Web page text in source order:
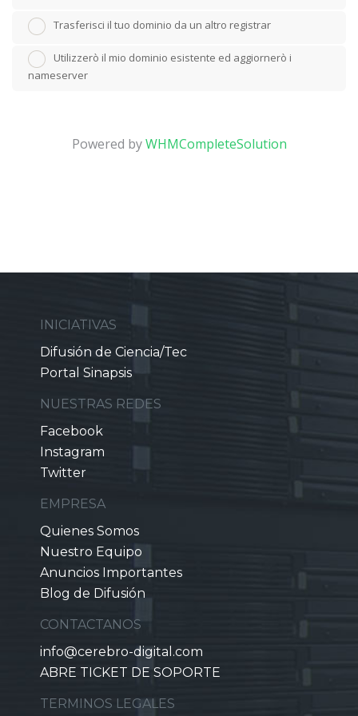
Trasferisci il tuo dominio da un altro registrar
Utilizzerò il mio dominio esistente ed aggiornerò i
nameserver
Powered byWHMCompleteSolution
INICIATIVAS
Difusión de Ciencia/Tec
Portal Sinapsis
NUESTRAS REDES
Facebook
Instagram
Twitter
EMPRESA
Quienes Somos
Nuestro Equipo
Anuncios Importantes
Blog de Difusión
CONTACTANOS
info@cerebro-digital.com
ABRE TICKET DE SOPORTE
TERMINOS LEGALES